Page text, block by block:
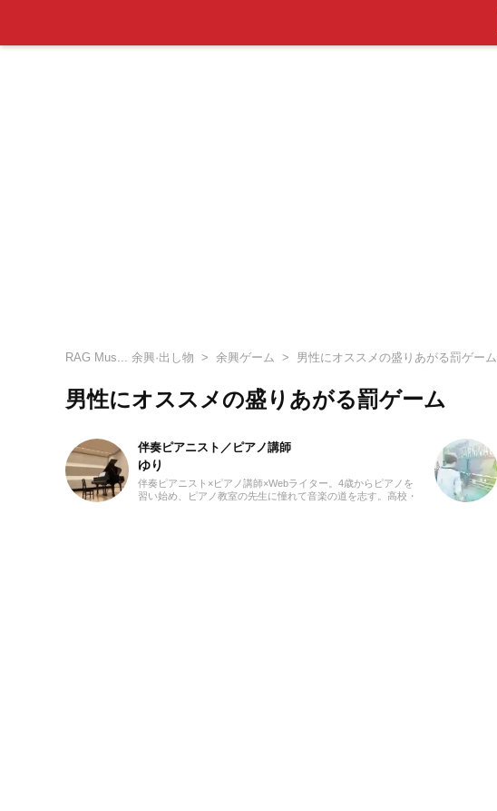
RAG Mus... 余興·出し物 余興ゲーム 男性にオススメの盛りあがる罰ゲーム
男性にオススメの盛りあがる罰ゲーム
伴奏ピアニスト／ピアノ講師
ゆり
伴奏ピアニスト×ピアノ講師×Webライター。4歳からピアノを
習い始め、ピアノ教室の先生に憧れて音楽の道を志す。高校・